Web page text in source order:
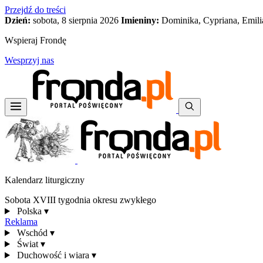
Przejdź do treści
Dzień: sobota, 8 sierpnia 2026 Imieniny: Dominika, Cypriana,
Wspieraj Frondę
Wesprzyj nas
Kalendarz liturgiczny
Sobota XVIII tygodnia okresu zwykłego
Polska ▾
Reklama
Wschód ▾
Świat ▾
Duchowość i wiara ▾